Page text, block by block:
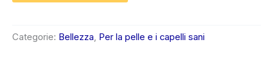
Categorie: Bellezza, Per la pelle e i capelli sani